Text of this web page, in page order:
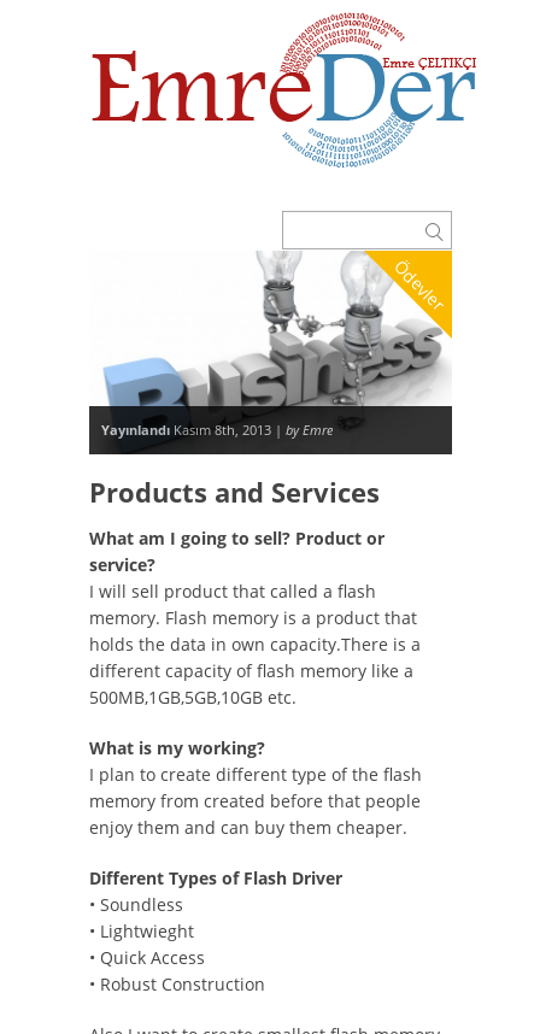
Ödevler
Yayınlandı Kasım 8th, 2013 | by Emre
Products and Services
What am I going to sell? Product or
service?
I will sell product that called a flash
memory. Flash memory is a product that
holds the data in own capacity.There is a
different capacity of flash memory like a
500MB,1GB,5GB,10GB etc.
What is my working?
I plan to create different type of the flash
memory from created before that people
enjoy them and can buy them cheaper.
Different Types of Flash Driver
• Soundless
• Lightwieght
• Quick Access
• Robust Construction